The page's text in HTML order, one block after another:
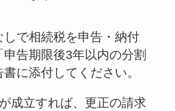
しで相続税を申告・納付
申告期限後3年以内の分割
に添付してください。
成立すれば、更正の請求